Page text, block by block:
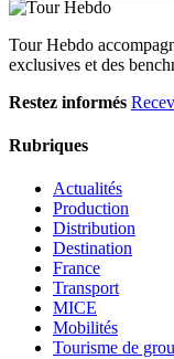
Tour Hebdo
exclusives et des
Restez informés
Rubriques
Actualités
Production
Distribution
Destination
France
Transport
MICE
Mobilités
Tourisme de